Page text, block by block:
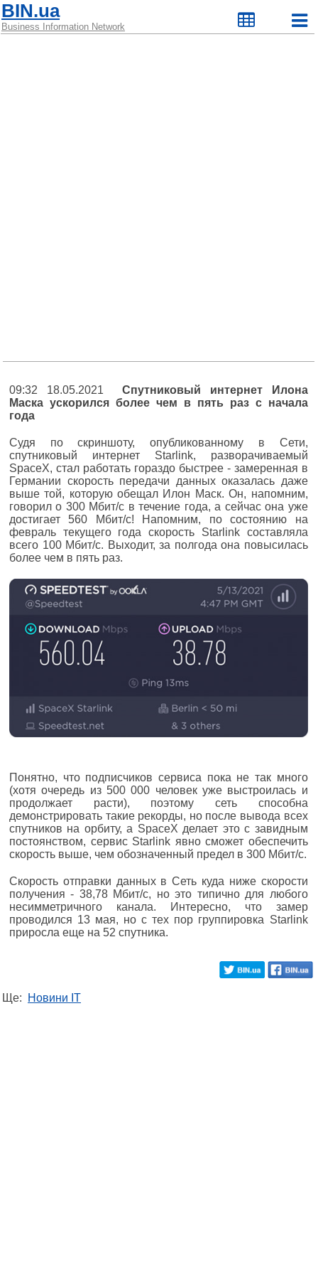
BIN.ua
Business Information Network
09:32 18.05.2021 Спутниковый интернет Илона
Маска ускорился более чем в пять раз с начала
года
Судя по скриншоту, опубликованному в Сети,
спутниковый интернет Starlink, разворачиваемый
SpaceX, стал работать гораздо быстрее - замеренная в
Германии скорость передачи данных оказалась даже
выше той, которую обещал Илон Маск. Он, напомним,
говорил о 300 Мбит/с в течение года, а сейчас она уже
достигает 560 Мбит/с! Напомним, по состоянию на
февраль текущего года скорость Starlink составляла
всего 100 Мбит/с. Выходит, за полгода она повысилась
более чем в пять раз.
Понятно, что подписчиков сервиса пока не так много
(хотя очередь из 500 000 человек уже выстроилась и
продолжает расти), поэтому сеть способна
демонстрировать такие рекорды, но после вывода всех
спутников на орбиту, а SpaceX делает это с завидным
постоянством, сервис Starlink явно сможет обеспечить
скорость выше, чем обозначенный предел в 300 Мбит/с.
Скорость отправки данных в Сеть куда ниже скорости
получения - 38,78 Мбит/с, но это типично для любого
несимметричного канала. Интересно, что замер
проводился 13 мая, но с тех пор группировка Starlink
приросла еще на 52 спутника.
Ще: Новини IT